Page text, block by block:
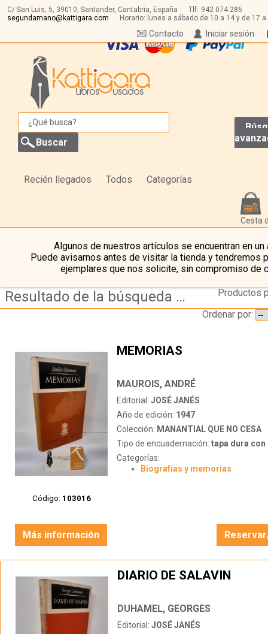
C/ San Luis, 5, 39010, Santander, Cantabria, España Tlf: 942 074 286
segundamano@kattigara.com
Horario: lunes a sábado de 10 a 14 y de 17 a
Iniciar sesión
Contacto
Recién llegados Todos Categorías
Cesta
Algunos de nuestros artículos se encuentran en un
Puede avisarnos antes de visitar la tienda y tendremos
ejemplares que nos solicite, sin compromiso de
Resultado de la búsqueda de coleccion manantial
Productos
Ordenar por:
Código: 103016
MEMORIAS
MAUROIS, ANDRÉ
Editorial: JOSÉ JANÉS
Año de edición: 1947
Colección: MANANTIAL QUE NO CESA
Tipo de encuadernación: tapa dura con
Categorías:
Biografías y memorias
Más información
DIARIO DE SALAVIN
DUHAMEL, GEORGES
Editorial: JOSÉ JANÉS